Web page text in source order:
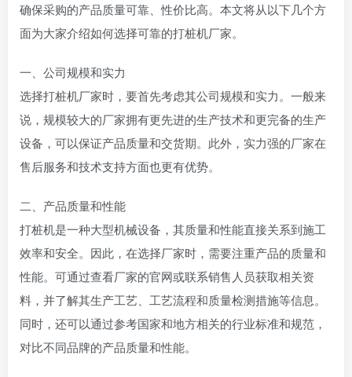
确保采购的产品质量可靠、性价比高。本文将从以下几个方
面为大家介绍如何选择可靠的打桩机厂家。
一、公司规模和实力
选择打桩机厂家时，要首先考虑其公司规模和实力。一般来
说，规模较大的厂家拥有更先进的生产技术和更完备的生产
设备，可以保证产品质量和交货期。此外，实力强的厂家在
售后服务和技术支持方面也更有优势。
二、产品质量和性能
打桩机是一种大型机械设备，其质量和性能直接关系到施工
效率和安全。因此，在选择厂家时，需要注重产品的质量和
性能。可通过查看厂家的官网或联系销售人员获取相关资
料，并了解其生产工艺、工艺流程和质量检测措施等信息。
同时，还可以通过参考国家和地方相关的行业标准和规范，
对比不同品牌的产品质量和性能。